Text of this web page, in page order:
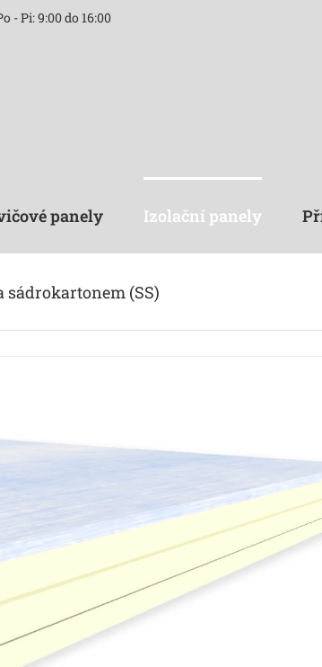
- Pi: 9:00 do 16:00
panely Izolační panely
sádrokartonem (SS)